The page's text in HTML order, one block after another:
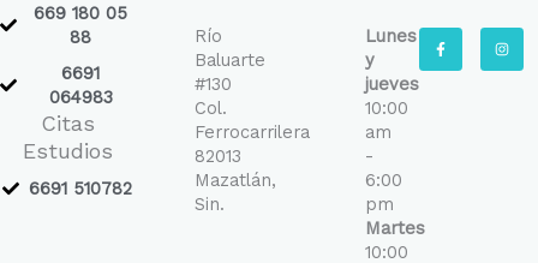
669 180 05
88
6691
064983
Citas
Estudios
6691 510782
Río
Baluarte
#130
Col.
Ferrocarrilera
82013
Mazatlán,
Sin.
Lunes
y
jueves
10:00
am
-
6:00
pm
Martes
10:00
F
a
c
e
I
n
s
t